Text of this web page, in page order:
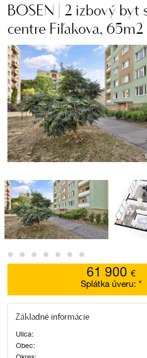
BOSEN | 2 izbový byt
centre Fiľakova, 65m2
61 900 €
Splátka úveru: *
Základné informácie
Ulica:
Obec: